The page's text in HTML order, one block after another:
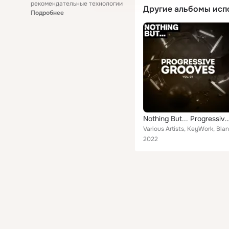
рекомендательные технологии
Подробнее
Другие альбомы
Nothing But... Progressive Grooves, Vol. 09
2022